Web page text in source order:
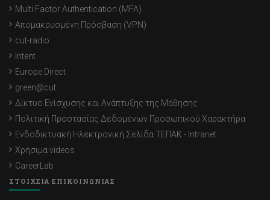
Multi Factor Authentication (MFA)
Απομακρυσμένη Πρόσβαση (VPN)
cut-radio
Intent
Europe Direct
green@cut
Δίκτυο Ενίσχυσης και Ανάπτυξης της Μάθησης
Πολιτική Προστασίας Δεδομένων Προσωπικού Χαρακτήρα
Ενδοδικτυακή Ηλεκτρονική Σελίδα ΤΕΠΑΚ - Intranet
Χρήσιμα videos
CareerLab
ΣΤΟΙΧΕΙΑ ΕΠΙΚΟΙΝΩΝΙΑΣ